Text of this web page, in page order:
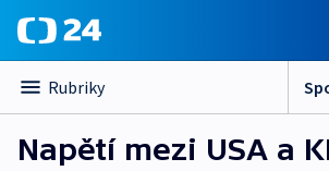
Rubriky
Napětí mezi USA a